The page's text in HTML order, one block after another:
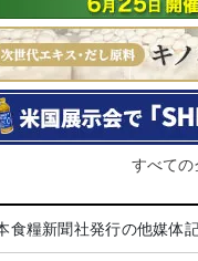
すべて
食糧新聞社発行の他媒体